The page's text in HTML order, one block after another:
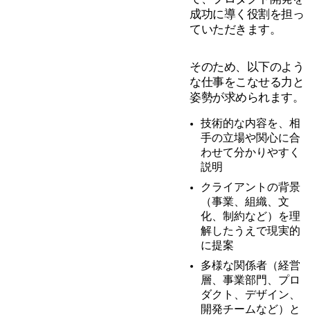
成功に導く役割を担っ
ていただきます。
そのため、以下のよう
な仕事をこなせる力と
姿勢が求められます。
技術的な内容を、相
手の立場や関心に合
わせて分かりやすく
説明
クライアントの背景
（事業、組織、文
化、制約など）を理
解したうえで現実的
に提案
多様な関係者（経営
層、事業部門、プロ
ダクト、デザイン、
開発チームなど）と